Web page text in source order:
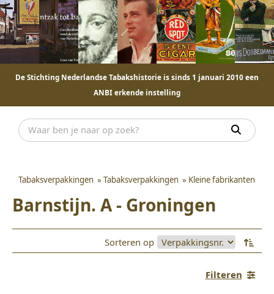
De Stichting Nederlandse Tabakshistorie is sinds 1 januari 2010 een
ANBI erkende instelling
Tabaksverpakkingen » Tabaksverpakkingen » Kleine fabrikanten
Barnstijn. A - Groningen
Sorteren op
Filteren